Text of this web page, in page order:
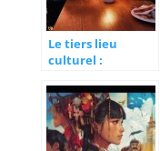
Le tiers lieu
culturel :
déguster et
collaborer dans
un café-bar
convivial